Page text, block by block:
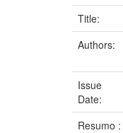
Title:
Authors:
Issue
Date:
Resumo :